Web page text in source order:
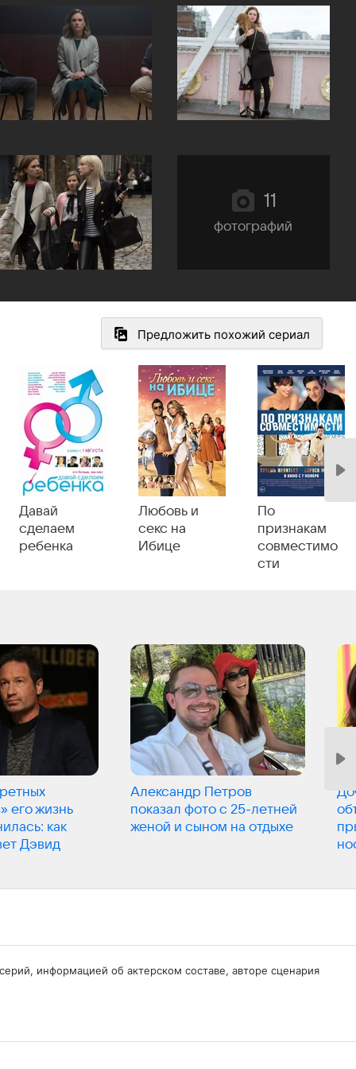
11
фотографий
Предложить похожий сериал
Давай
сделаем
ребенка
Любовь и
секс на
Ибице
По
признакам
совместимо
сти
его жизнь
как
Дэвид
Александр Петров
показал фото с 25-летней
женой и сыном на отдыхе
информацией об актерском составе, авторе сценария